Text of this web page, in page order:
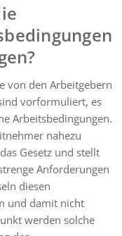
von den Arbeitgebern
vorformuliert, es
Arbeitsbedingungen.
nahezu
Gesetz und stellt
Anforderungen
diesen
und damit nicht
werden solche